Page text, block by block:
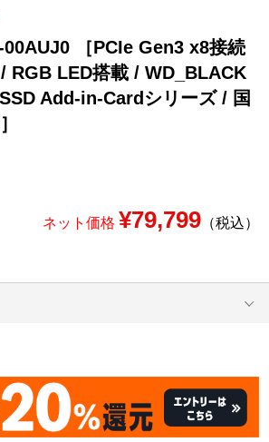
［PCIe Gen3 x8接続
RGB LED搭載 / WD_BLACK
Add-in-Cardシリーズ / 国
ネット価格 ¥79,799（税込）